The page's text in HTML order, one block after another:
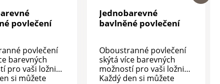
povlečení
povlečení
barevných
pro vaši ložnici.
si můžete
Jednobarevné
bavlněné povlečení
Oboustranné povlečení
skýtá více barevných
možností pro vaši ložnici.
Každý den si můžete